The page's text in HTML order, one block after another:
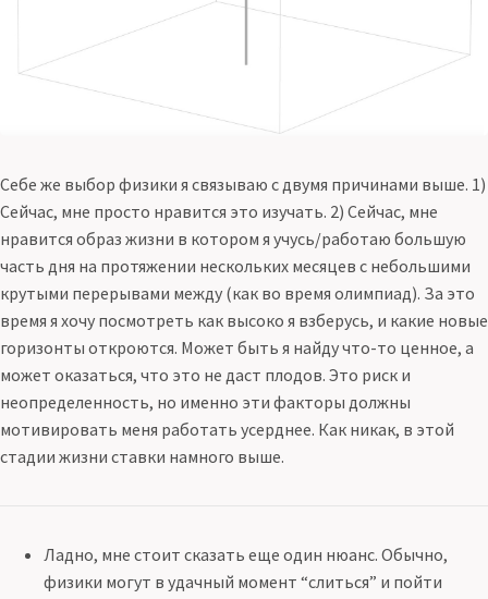
Себе же выбор физики я связываю с двумя причинами выше. 1)
Сейчас, мне просто нравится это изучать. 2) Сейчас, мне
нравится образ жизни в котором я учусь/работаю большую
часть дня на протяжении нескольких месяцев с небольшими
крутыми перерывами между (как во время олимпиад). За это
время я хочу посмотреть как высоко я взберусь, и какие новые
горизонты откроются. Может быть я найду что-то ценное, а
может оказаться, что это не даст плодов. Это риск и
неопределенность, но именно эти факторы должны
мотивировать меня работать усерднее. Как никак, в этой
стадии жизни ставки намного выше.
Ладно, мне стоит сказать еще один нюанс. Обычно,
физики могут в удачный момент “слиться” и пойти